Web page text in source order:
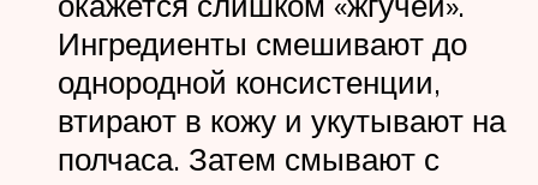
Ингредиенты смешивают до
однородной консистенции,
втирают в кожу и укутывают на
полчаса. Затем смывают с